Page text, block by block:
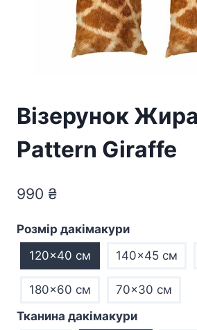
Візерунок
Pattern Giraffe
990 ₴
Розмір дакімакури
120x40 см
140x45 см
180x60 см
70×30 см
Тканина дакімакури